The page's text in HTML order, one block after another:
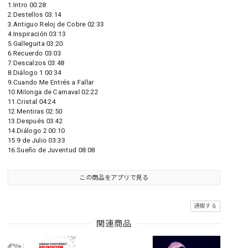
1.Intro 00:28
2.Destellos 03:14
3.Antiguo Reloj de Cobre 02:33
4.Inspiración 03:13
5.Galleguita 03:20
6.Recuerdo 03:03
7.Descalzos 03:48
8.Diálogo 1 00:34
9.Cuando Me Entrés a Fallar
10.Milonga de Carnaval 02:22
11.Cristal 04:24
12.Mentiras 02:50
13.Después 03:42
14.Diálogo 2 00:10
15.9 de Julio 03:33
16.Sueño de Juventud 08:08
この商品をアプリで見る
通報する
関連商品